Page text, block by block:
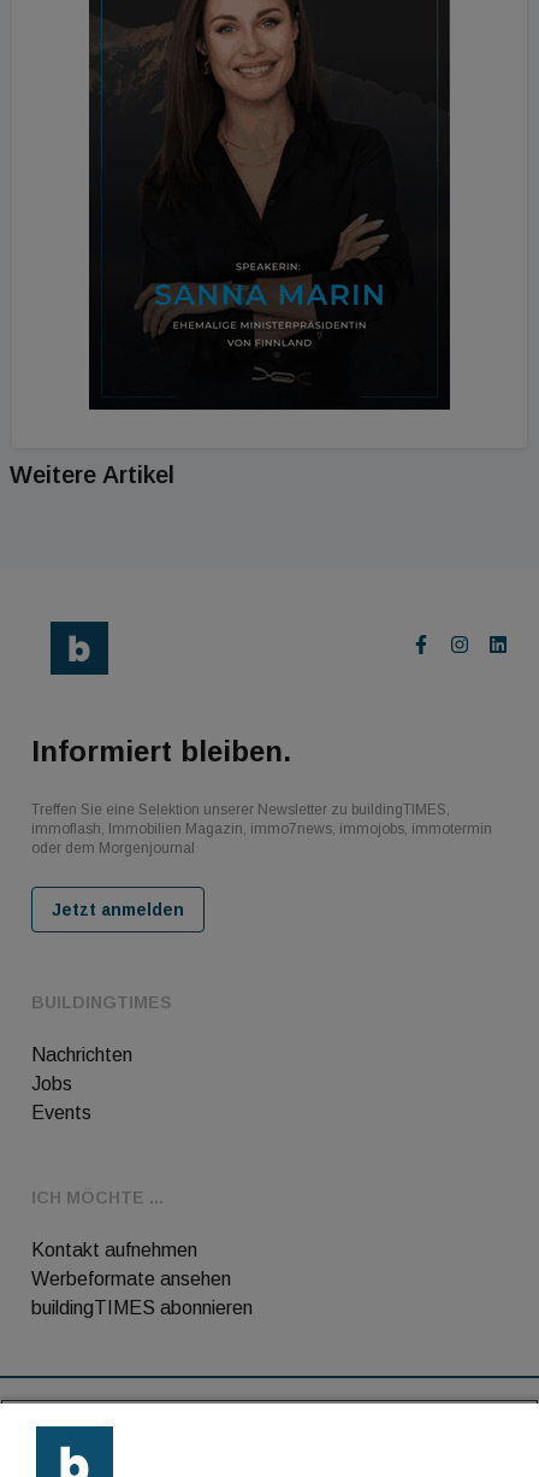
Weitere Artikel
BUILDINGTIMES
Nachrichten
Jobs
Events
ICH MÖCHTE ...
Kontakt aufnehmen
Werbeformate ansehen
buildingTIMES abonnieren
Informiert bleiben.
Treffen Sie eine Selektion unserer Newsletter zu buildingTIMES,
immoflash, Immobilien Magazin, immo7news, immojobs, immotermin
oder dem Morgenjournal
Jetzt anmelden